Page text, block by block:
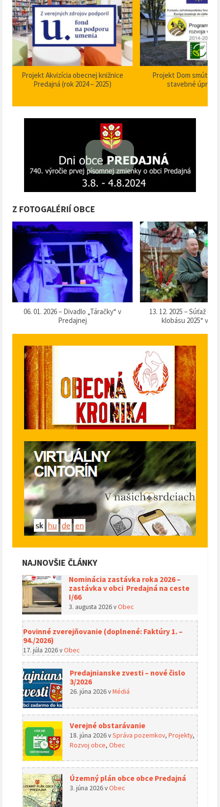
Projekt Akvizícia obecnej knižnice
Predajná (rok 2024 – 2025)
Projekt Dom smútku
stavebné úpravy
Z FOTOGALÉRIÍ OBCE
06. 01. 2026 – Divadlo „Táračky“ v
Predajnej
13. 12. 2025 – Súťaž o
klobásu 2025“ v
NAJNOVŠIE ČLÁNKY
Nominácia zastávka roka 2026 –
zastávka v obci Predajná na ceste
I/66
3. augusta 2026vObec
Povinné zverejňovanie (doplnené: Faktúry 1. –
94./2026)
17. júla 2026vObec
Predajnianske zvesti – nové čislo
3/2026
26. júna 2026vMédiá
Verejné obstarávanie
18. júna 2026vSpráva pozemkov, Projekty,
Rozvoj obce, Obec
Územný plán obce obce Predajná
3. júna 2026vObec